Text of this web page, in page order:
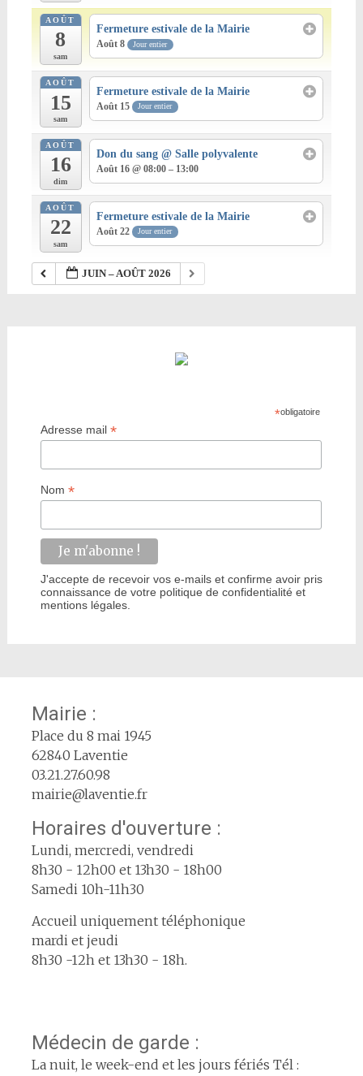
AOÛT
8
sam
Fermeture estivale de la Mairie
Août 8 Jour entier
AOÛT
15
sam
Fermeture estivale de la Mairie
Août 15 Jour entier
AOÛT
16
dim
Don du sang@ Salle polyvalente
Août 16 @ 08:00 – 13:00
AOÛT
22
sam
Fermeture estivale de la Mairie
Août 22 Jour entier
JUIN – AOÛT 2026
*obligatoire
Adresse mail*
Nom*
J'accepte de recevoir vos e-mails et confirme avoir pris
connaissance de votre politique de confidentialité et
mentions légales.
Mairie :
Place du 8 mai 1945
62840 Laventie
03.21.27.60.98
mairie@laventie.fr
Horaires d'ouverture :
Lundi, mercredi, vendredi
8h30 - 12h00 et 13h30 - 18h00
Samedi 10h-11h30
Accueil uniquement téléphonique
mardi et jeudi
8h30 -12h et 13h30 - 18h.
Médecin de garde :
La nuit, le week-end et les jours fériés Tél :